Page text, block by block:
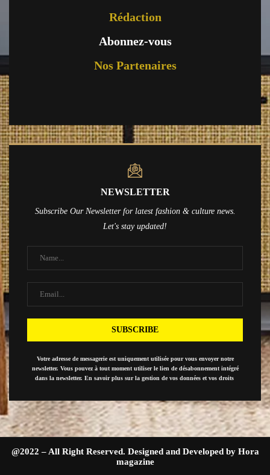
Rédaction
Abonnez-vous
Nos Partenaires
NEWSLETTER
Subscribe Our Newsletter for latest fashion & culture news.
Let's stay updated!
Votre adresse de messagerie est uniquement utilisée pour vous envoyer notre
newsletter. Vous pouvez à tout moment utiliser le lien de désabonnement intégré
dans la newsletter. En savoir plus sur la gestion de vos données et vos droits
@2022 – All Right Reserved. Designed and Developed by Hora
magazine